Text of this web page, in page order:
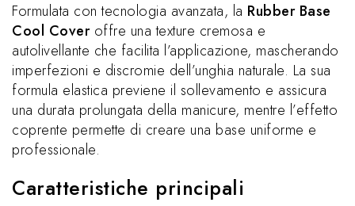
Formulata con tecnologia avanzata, la Rubber Base
Cool Coveroffre una texture cremosa e
autolivellante che facilita l’applicazione, mascherando
imperfezioni e discromie dell’unghia naturale. La sua
formula elastica previene il sollevamento e assicura
una durata prolungata della manicure, mentre l’effetto
coprente permette di creare una base uniforme e
professionale.
Caratteristiche principali